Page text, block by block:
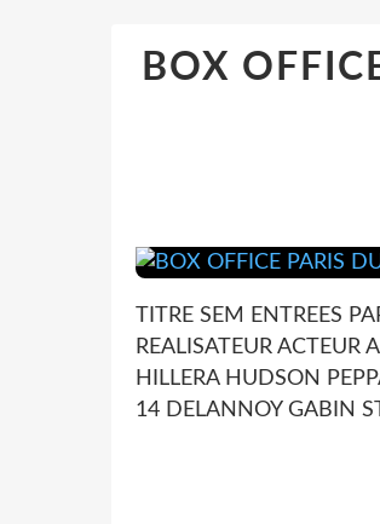
BOX
TITRE SEM ENTREES
REALISATEUR
HILLERA HUDSON
14 DELANNOY GABIN